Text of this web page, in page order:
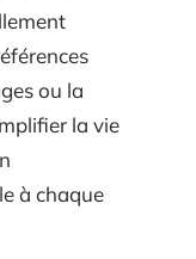
ou la
la vie
à chaque